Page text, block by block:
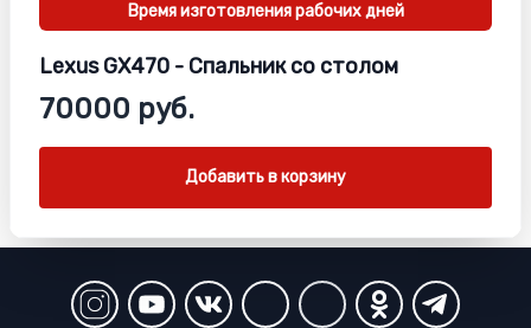
Время изготовлениярабочих дней
Lexus GX470 - Спальник со столом
70000 руб.
Добавить в корзину